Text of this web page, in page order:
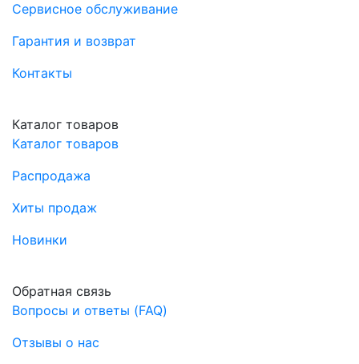
Сервисное обслуживание
Гарантия и возврат
Контакты
Каталог товаров
Каталог товаров
Распродажа
Хиты продаж
Новинки
Обратная связь
Вопросы и ответы (FAQ)
Отзывы о нас